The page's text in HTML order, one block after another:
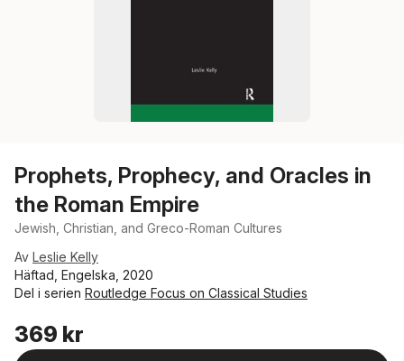
Prophets, Prophecy, and Oracles in
the Roman Empire
Jewish, Christian, and Greco-Roman Cultures
Av Leslie Kelly
Häftad, Engelska, 2020
Del i serien Routledge Focus on Classical Studies
369 kr